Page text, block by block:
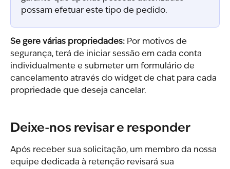
possam efetuar este tipo de pedido.
Se gere várias propriedades: Por motivos de
segurança, terá de iniciar sessão em cada conta
individualmente e submeter um formulário de
cancelamento através do widget de chat para cada
propriedade que deseja cancelar.
Deixe-nos revisar e responder
Após receber sua solicitação, um membro da nossa
equipe dedicada à retenção revisará sua